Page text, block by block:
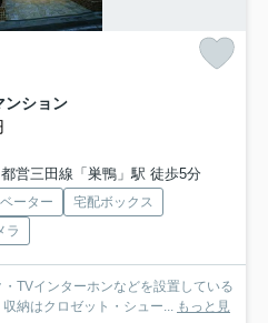
ンション
都営三田線「巣鴨」駅 徒歩5分
ーター
宅配ボックス
ラ
TVインターホンなどを設置している
納はクロゼット・シュー... もっと見